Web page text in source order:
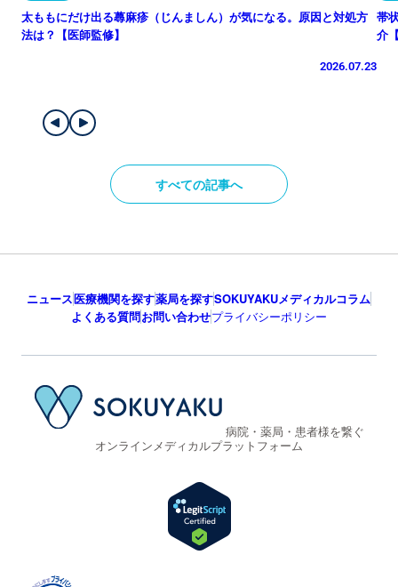
太ももにだけ出る蕁麻疹（じんましん）が気になる。原因と対処方
法は？【医師監修】
2026.07.23
帯
介
すべての記事へ
ニュース医療機関を探す薬局を探すSOKUYAKUメディカルコラム
よくある質問お問い合わせプライバシーポリシー
病院・薬局・患者様を繋ぐ
オンラインメディカルプラットフォーム